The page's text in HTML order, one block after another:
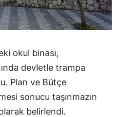
okul binası,
devletle trampa
Plan ve Bütçe
sonucu taşınmazın
belirlendi.